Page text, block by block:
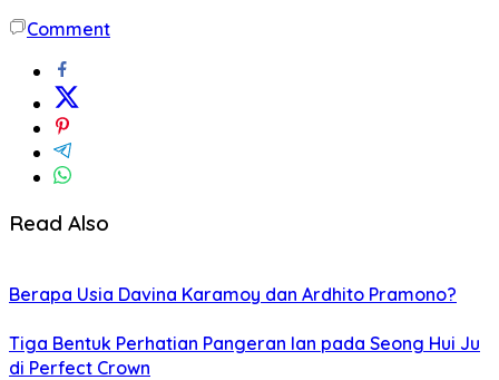
Comment
Read Also
Berapa Usia Davina Karamoy dan Ardhito Pramono?
Tiga Bentuk Perhatian Pangeran Ian pada Seong Hui Ju
di Perfect Crown